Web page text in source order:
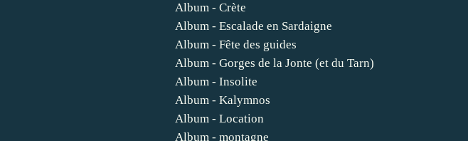
Album - Crète
Album - Escalade en Sardaigne
Album - Fête des guides
Album - Gorges de la Jonte (et du Tarn)
Album - Insolite
Album - Kalymnos
Album - Location
Album - montagne